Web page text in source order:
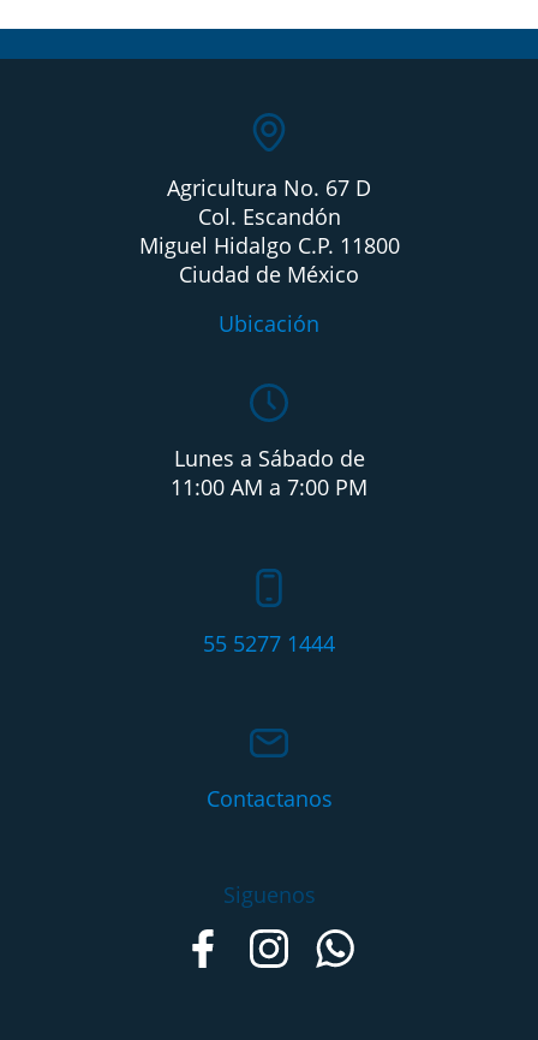
Agricultura No. 67 D
Col. Escandón
Miguel Hidalgo C.P. 11800
Ciudad de México
Ubicación
Lunes a Sábado de
11:00 AM a 7:00 PM
55 5277 1444
Contactanos
Siguenos